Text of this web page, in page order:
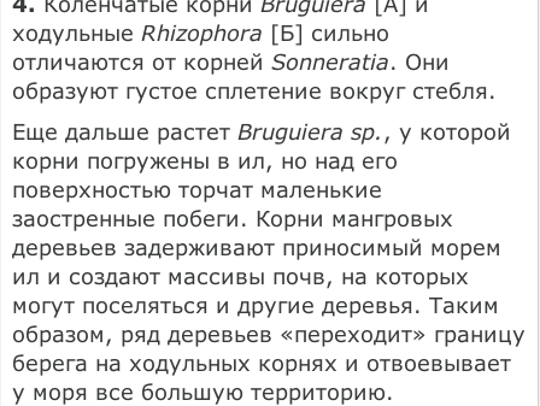
ходульные Rhizophora [Б] сильно
отличаются от корней Sonneratia. Они
образуют густое сплетение вокруг стебля.
Еще дальше растет Bruguiera sp. , у которой
корни погружены в ил, но над его
поверхностью торчат маленькие
заостренные побеги. Корни мангровых
деревьев задерживают приносимый морем
ил и создают массивы почв, на которых
могут поселяться и другие деревья. Таким
образом, ряд деревьев «переходит» границу
берега на ходульных корнях и отвоевывает
у моря все большую территорию.